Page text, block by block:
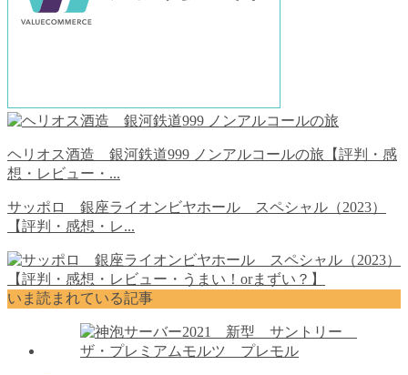
ヘリオス酒造 銀河鉄道999 ノンアルコールの旅【評判・感
想・レビュー・...
サッポロ 銀座ライオンビヤホール スペシャル（2023）
【評判・感想・レ...
いま読まれている記事